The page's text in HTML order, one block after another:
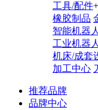
工具/配件+
橡胶制品
智能机器人
工业机器人
机床/成套
加工中心
推荐品牌
品牌中心